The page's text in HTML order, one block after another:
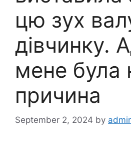
цю зух
дівчинку.
мене була
причина
September 2, 2024 by